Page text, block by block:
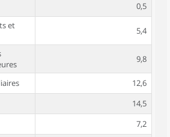
0,5
et
5,4
9,8
12,6
14,5
7,2